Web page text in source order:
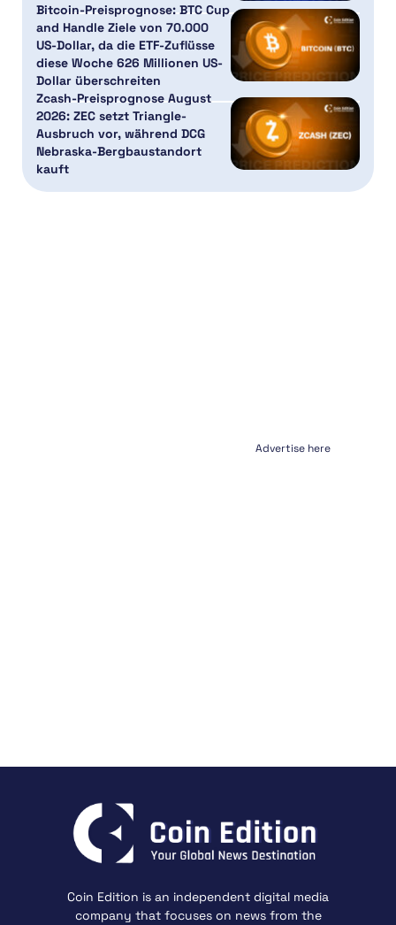
Bitcoin-Preisprognose: BTC Cup
and Handle Ziele von 70.000
US-Dollar, da die ETF-Zuflüsse
diese Woche 626 Millionen US-
Dollar überschreiten
Zcash-Preisprognose August
2026: ZEC setzt Triangle-
Ausbruch vor, während DCG
Nebraska-Bergbaustandort
kauft
Advertise here
Coin Edition is an independent digital media
company that focuses on news from the